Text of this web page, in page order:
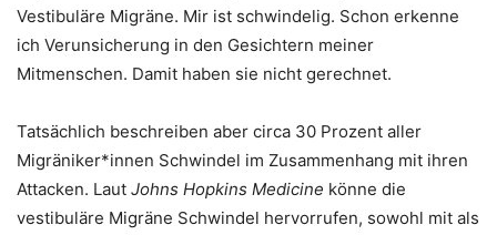
Vestibuläre Migräne. Mir ist schwindelig. Schon erkenne
ich Verunsicherung in den Gesichtern meiner
Mitmenschen. Damit haben sie nicht gerechnet.
Tatsächlich beschreiben aber circa 30 Prozent aller
Migräniker*innen Schwindel im Zusammenhang mit ihren
Attacken. Laut Johns Hopkins Medicine könne die
vestibuläre Migräne Schwindel hervorrufen, sowohl mit als